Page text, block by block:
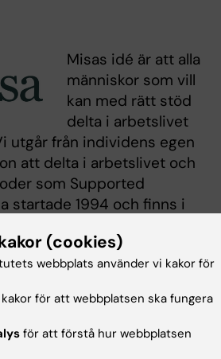
Misas idé är att alla
människor som vill
kan med rätt stöd
delta i arbetslivet
utgår från individens egen
att delta i arbetslivet och
som Supported
startade 1994 och finns i
Sverige. Vi bedriver
(cookies)
webbplats använder vi kakor för
kakor för att webbplatsen ska fungera
för att förstå hur webbplatsen